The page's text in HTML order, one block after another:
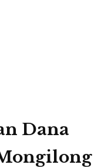
Dana